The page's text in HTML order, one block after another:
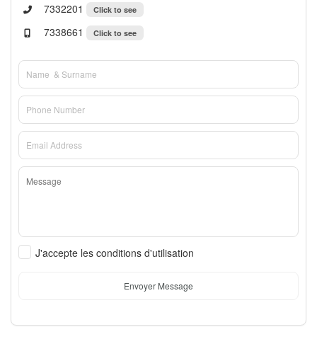
7332201
Click to see
7338661 Click to see
J'accepte les conditions d'utilisation
Envoyer Message